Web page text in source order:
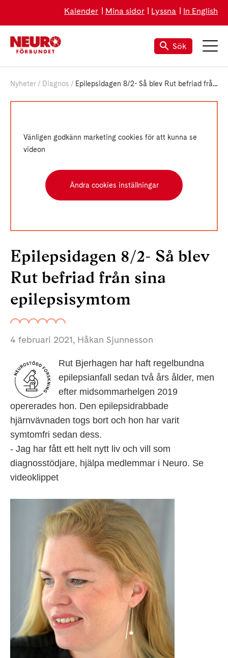
Kalender Mina sidor Lyssna In English
Sök
Nyheter Diagnos Epilepsidagen 8/2- Så blev Rut befriad från sina epilepsisymtom
Vänligen godkänn marketing cookies för att kunna se
videon
Ändra cookies inställningar
Epilepsidagen 8/2- Så blev
Rut befriad från sina
epilepsisymtom
4 februari 2021, Håkan Sjunnesson
Rut Bjerhagen har haft regelbundna
epilepsianfall sedan två års ålder, men
efter midsommarhelgen 2019
opererades hon. Den epilepsidrabbade
hjärnvävnaden togs bort och hon har varit
symtomfri sedan dess.
- Jag har fått ett helt nytt liv och vill som
diagnosstödjare, hjälpa medlemmar i Neuro. Se
videoklippet